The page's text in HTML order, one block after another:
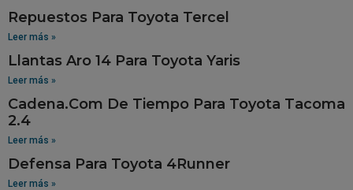
Repuestos Para Toyota Tercel
Leer más »
Llantas Aro 14 Para Toyota Yaris
Leer más »
Cadena.Com De Tiempo Para Toyota Tacoma
2.4
Leer más »
Defensa Para Toyota 4Runner
Leer más »